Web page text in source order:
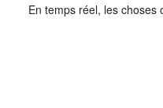
En temps réel, les choses